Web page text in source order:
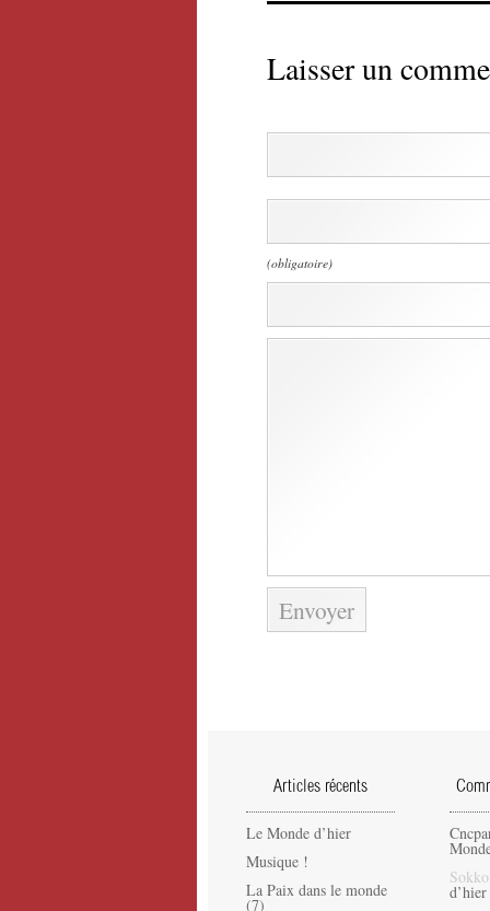
Laisser un
(obligatoire)
Articles récents
Le Monde d’hier
Musique !
La Paix dans le monde
(7)
Sokko
d’hier